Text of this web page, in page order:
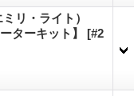
リ・ライト）
ターキット】 [#2